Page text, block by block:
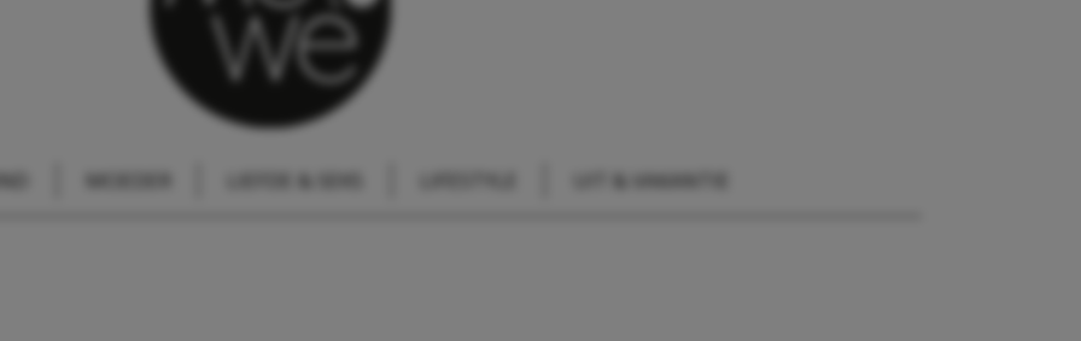
MOEDER LIEFDE & SEKS UIT & VAKANTIE